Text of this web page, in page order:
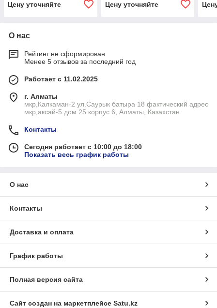
Цену уточняйте
Цену уточняйте
О нас
Рейтинг не сформирован
Менее 5 отзывов за последний год
Работает с 11.02.2025
г. Алматы
мкр,Калкаман-2 ул.Саурык батыра 18 фактический адрес
мкр,аксай-5 дом 25 корпус 6, Алматы, Казахстан
Контакты
Сегодня работает с 10:00 до 18:00
Показать весь график работы
О нас
Контакты
Доставка и оплата
График работы
Полная версия сайта
Сайт создан на маркетплейсе Satu.kz